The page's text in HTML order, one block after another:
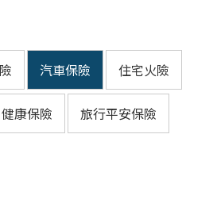
汽車保險 住宅火險
健康保險 旅行平安保險